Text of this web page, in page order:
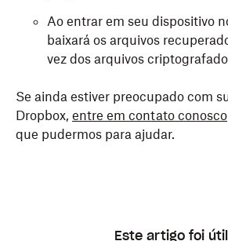
Ao entrar em seu dispositivo
baixará os arquivos
vez dos arquivos
Se ainda estiver preocupado com
Dropbox, entre em contato conosco
que pudermos para ajudar.
Este artigo foi